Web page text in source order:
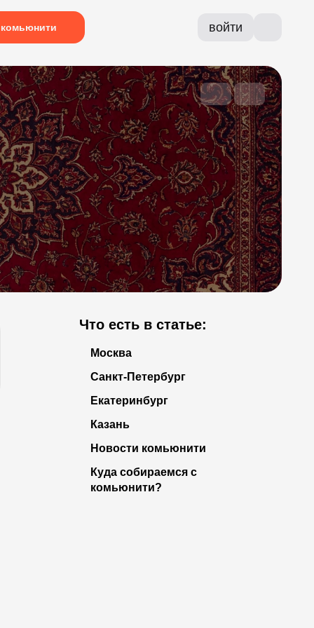
комьюнити войти
Что есть в статье:
Москва
Санкт-Петербург
Екатеринбург
Казань
Новости комьюнити
Куда собираемся с
комьюнити?